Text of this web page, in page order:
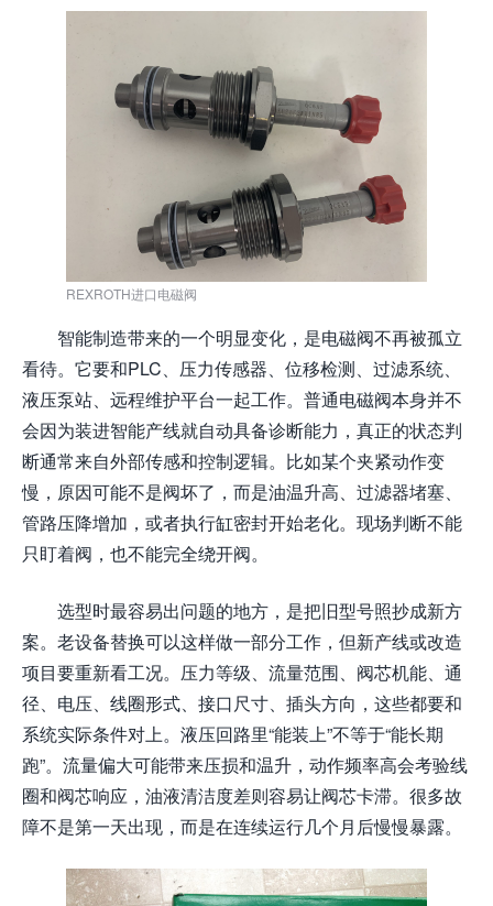
REXROTH进口电磁阀
智能制造带来的一个明显变化，是电磁阀不再被孤立
看待。它要和PLC、压力传感器、位移检测、过滤系统、
液压泵站、远程维护平台一起工作。普通电磁阀本身并不
会因为装进智能产线就自动具备诊断能力，真正的状态判
断通常来自外部传感和控制逻辑。比如某个夹紧动作变
慢，原因可能不是阀坏了，而是油温升高、过滤器堵塞、
管路压降增加，或者执行缸密封开始老化。现场判断不能
只盯着阀，也不能完全绕开阀。
选型时最容易出问题的地方，是把旧型号照抄成新方
案。老设备替换可以这样做一部分工作，但新产线或改造
项目要重新看工况。压力等级、流量范围、阀芯机能、通
径、电压、线圈形式、接口尺寸、插头方向，这些都要和
系统实际条件对上。液压回路里“能装上”不等于“能长期
跑”。流量偏大可能带来压损和温升，动作频率高会考验线
圈和阀芯响应，油液清洁度差则容易让阀芯卡滞。很多故
障不是第一天出现，而是在连续运行几个月后慢慢暴露。